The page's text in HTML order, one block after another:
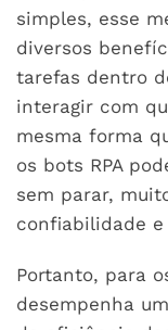
simples, esse
diversos
tarefas dentro
interagir com
mesma forma
os bots RPA
sem parar,
confiabilidade e
Portanto, para
desempenha